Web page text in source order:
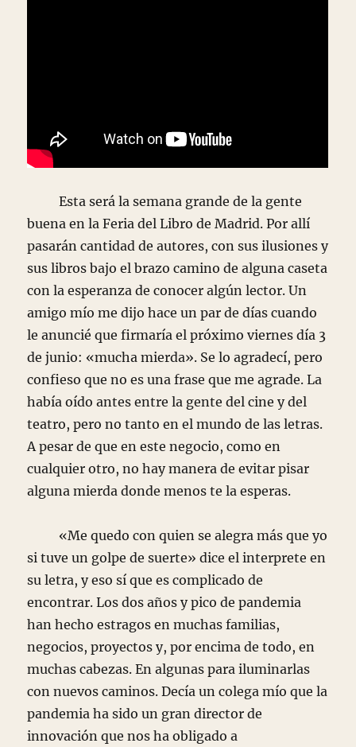
Esta será la semana grande de la gente
buena en la Feria del Libro de Madrid. Por allí
pasarán cantidad de autores, con sus ilusiones y
sus libros bajo el brazo camino de alguna caseta
con la esperanza de conocer algún lector. Un
amigo mío me dijo hace un par de días cuando
le anuncié que firmaría el próximo viernes día 3
de junio: «mucha mierda». Se lo agradecí, pero
confieso que no es una frase que me agrade. La
había oído antes entre la gente del cine y del
teatro, pero no tanto en el mundo de las letras.
A pesar de que en este negocio, como en
cualquier otro, no hay manera de evitar pisar
alguna mierda donde menos te la esperas.
«Me quedo con quien se alegra más que yo
si tuve un golpe de suerte» dice el interprete en
su letra, y eso sí que es complicado de
encontrar. Los dos años y pico de pandemia
han hecho estragos en muchas familias,
negocios, proyectos y, por encima de todo, en
muchas cabezas. En algunas para iluminarlas
con nuevos caminos. Decía un colega mío que la
pandemia ha sido un gran director de
innovación que nos ha obligado a